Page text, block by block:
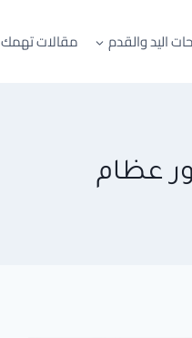
اليد والقدم مقالات تهمك
عظام